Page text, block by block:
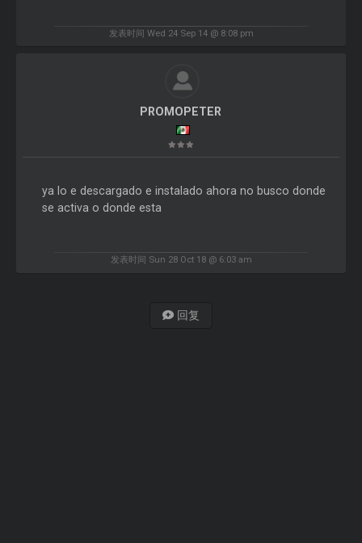
发表时间 Wed 24 Sep 14 @ 8:08 pm
PROMOPETER
ya lo e descargado e instalado ahora no busco donde
se activa o donde esta
发表时间 Sun 28 Oct 18 @ 6:03 am
回复